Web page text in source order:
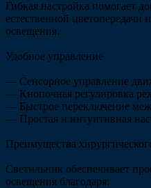
Гибкая настройка помогает
естественной цветопередачи
освещения.
Удобное управление
— Сенсорное управление
— Кнопочная регулировка
— Быстрое переключение
— Простая и интуитивная
Преимущества
Светильник обеспечивает
освещения благодаря: